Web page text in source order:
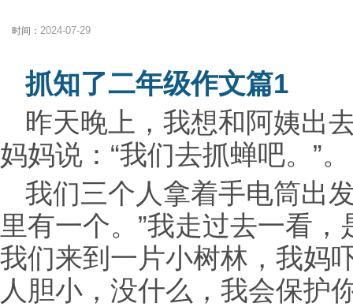
时间： 2024-07-29
抓知了二年级作文篇1
昨天晚上，我想和阿姨出
妈妈说：“我们去抓蝉吧。”。
我们三个人拿着手电筒出
里有一个。”我走过去一看
我们来到一片小树林，我妈
人胆小，没什么，我会保护